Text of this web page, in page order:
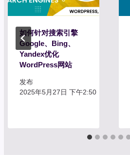
如何针对搜索引擎
Google、Bing、
Yandex优化
WordPress网站
发布
2025年5月27日 下午2:50